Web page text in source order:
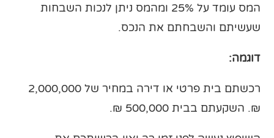
המס עומד על 25% ומהמס ניתן לנכות השבחות
שעשיתם והשבחתם את הנכס.
דוגמה:
רכשתם בית פרטי או דירה במחיר של 2,000,000
₪. השקעתם בבית 500,000 ₪.